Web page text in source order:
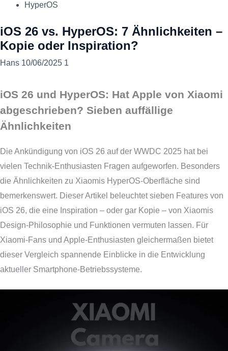
HyperOS
iOS 26 vs. HyperOS: 7 Ähnlichkeiten –
Kopie oder Inspiration?
Hans 10/06/2025 1
iOS 26 und HyperOS: Hat Apple von Xiaomi
abgeschrieben? Sieben auffällige
Ähnlichkeiten
Die Ankündigung von iOS 26 auf der WWDC 2025 hat bei
vielen Technik-Enthusiasten Fragen aufgeworfen. Besonders
die Ähnlichkeiten zu Xiaomis HyperOS-Oberfläche sind
bemerkenswert. Dieser Artikel beleuchtet sieben Features von
iOS 26, die eine Inspiration – oder gar Kopie – von Xiaomis
Design-Philosophie und Funktionen vermuten lassen. Für
Xiaomi-Fans und Apple-Enthusiasten gleichermaßen bietet
dieser Vergleich spannende Einblicke in die Entwicklung
aktueller Smartphone-Betriebssysteme.